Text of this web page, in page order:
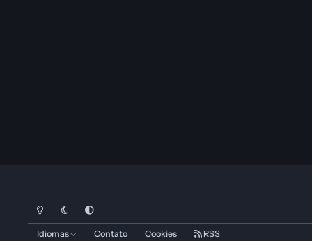
Modo ClaroDark ModeSystem Preference
Idiomas Contato Cookies RSS